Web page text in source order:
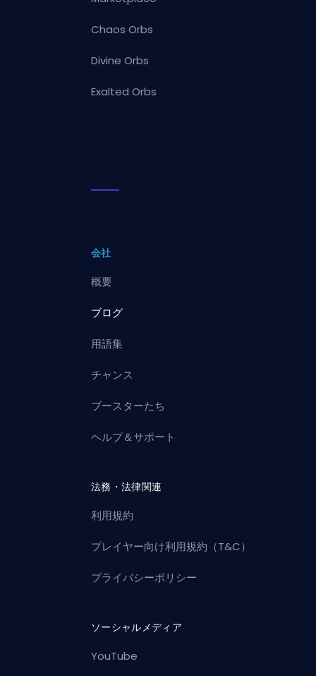
Chaos Orbs
Divine Orbs
Exalted Orbs
会社
概要
ブログ
用語集
チャンス
ブースターたち
ヘルプ＆サポート
法務・法律関連
利用規約
プレイヤー向け利用規約（T&C）
プライバシーポリシー
ソーシャルメディア
YouTube